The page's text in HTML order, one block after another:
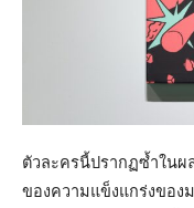
ตัวละครนี้ปรากฏซ้ำใน
ของความแข็งแกร่งขอ